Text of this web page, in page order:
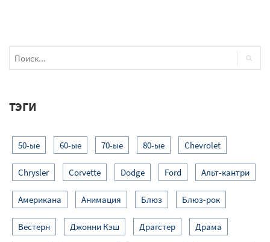
ТЭГИ
50-ые 60-ые 70-ые 80-ые Chevrolet
Chrysler Corvette Dodge Ford Альт-кантри
Американа Анимация Блюз Блюз-рок
Вестерн Джонни Кэш Драгстер Драма